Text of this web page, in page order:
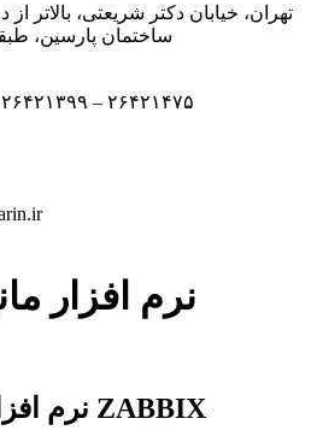
تهران، خیابان دکتر شریعتی، بالاتر
ساختمان پارسین،
۲۶۴۲۱۳۹۵ –
نرم افزار
ZABBIX